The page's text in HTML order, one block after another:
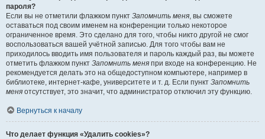
пароля?
Если вы не отметили флажком пункт Запомнить меня, вы сможете
оставаться под своим именем на конференции только некоторое
ограниченное время. Это сделано для того, чтобы никто другой не смог
воспользоваться вашей учётной записью. Для того чтобы вам не
приходилось вводить имя пользователя и пароль каждый раз, вы можете
отметить флажком пункт Запомнить меня при входе на конференцию. Не
рекомендуется делать это на общедоступном компьютере, например в
библиотеке, интернет-кафе, университете и т. д. Если пункт Запомнить
меня отсутствует, это значит, что администратор отключил эту функцию.
Вернуться к началу
Что делает функция «Удалить cookies»?